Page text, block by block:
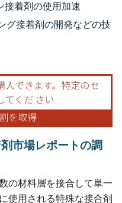
接着剤の使用加速
グ接着剤の開発などの技
市場レポートの調
の材料層を接合して単一
使用される特殊な接合剤